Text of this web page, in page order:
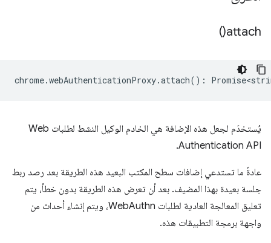
attach(
)
chrome.webAuthenticationProxy.attach() :
يُستخدَم لجعل هذه الإضافة هي الخادم الوكيل النشط لطلبات Web
Authentication API.
عادةً ما تستدعي إضافات سطح المكتب البعيد هذه الطريقة بعد رصد ربط
جلسة بعيدة بهذا المضيف. بعد أن تعرض هذه الطريقة بدون خطأ، يتم
تعليق المعالجة العادية لطلبات WebAuthn، ويتم إنشاء أحداث من
واجهة برمجة التطبيقات هذه.